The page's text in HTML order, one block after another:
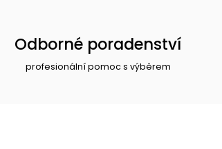
Odborné poradenství
profesionální pomoc s výběrem